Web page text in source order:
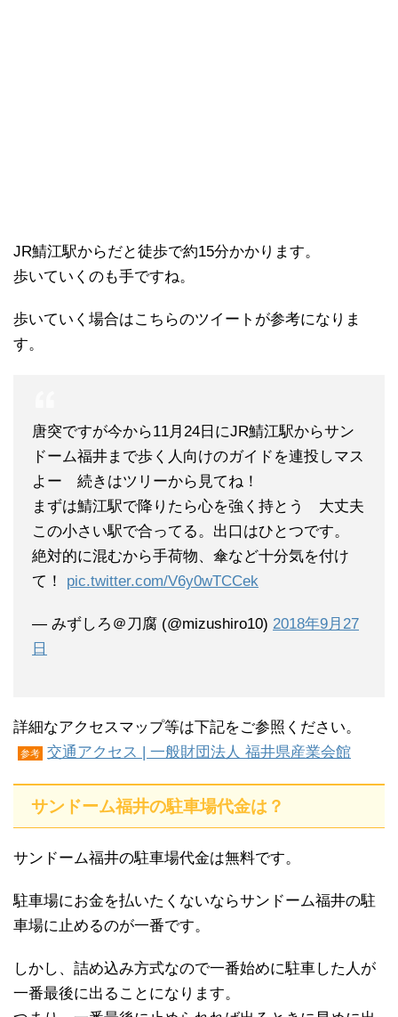
JR鯖江駅からだと徒歩で約15分かかります。
歩いていくのも手ですね。
歩いていく場合はこちらのツイートが参考になりま
す。
唐突ですが今から11月24日にJR鯖江駅からサン
ドーム福井まで歩く人向けのガイドを連投しマス
よー 続きはツリーから見てね！
まずは鯖江駅で降りたら心を強く持とう 大丈夫
この小さい駅で合ってる。出口はひとつです。
絶対的に混むから手荷物、傘など十分気を付け
て！ pic.twitter.com/V6y0wTCCek
— みずしろ＠刀腐 (@mizushiro10) 2018年9月27
日
詳細なアクセスマップ等は下記をご参照ください。
参考 交通アクセス | 一般財団法人 福井県産業会館
サンドーム福井の駐車場代金は？
サンドーム福井の駐車場代金は無料です。
駐車場にお金を払いたくないならサンドーム福井の駐
車場に止めるのが一番です。
しかし、詰め込み方式なので一番始めに駐車した人が
一番最後に出ることになります。